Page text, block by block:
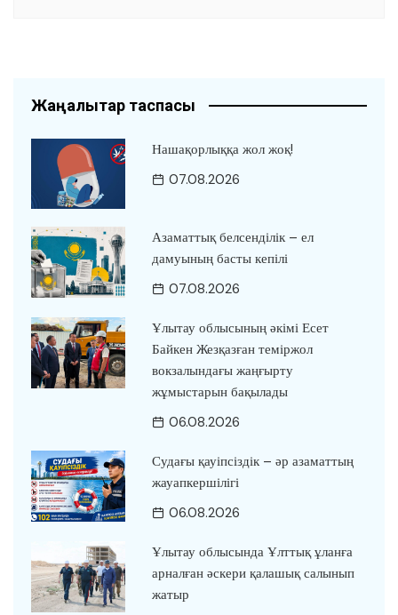
Жаңалықтар таспасы
Нашақорлыққа жол жоқ!
07.08.2026
Азаматтық белсенділік – ел
дамуының басты кепілі
07.08.2026
Ұлытау облысының әкімі Есет
Байкен Жезқазған теміржол
вокзалындағы жаңғырту
жұмыстарын бақылады
06.08.2026
Судағы қауіпсіздік – әр азаматтың
жауапкершілігі
06.08.2026
Ұлытау облысында Ұлттық ұланға
арналған әскери қалашық салынып
жатыр